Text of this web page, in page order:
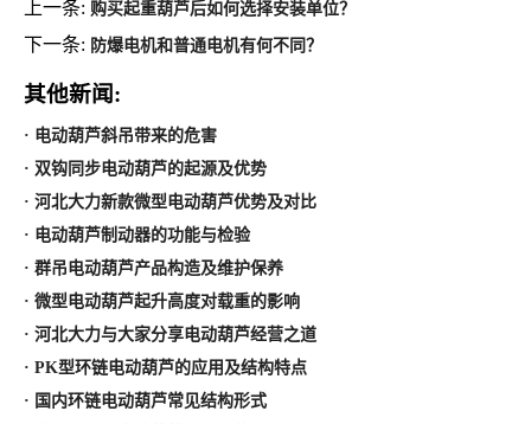
上一条: 购买起重葫芦后如何选择安装单位？
下一条: 防爆电机和普通电机有何不同？
其他新闻:
· 电动葫芦斜吊带来的危害
· 双钩同步电动葫芦的起源及优势
· 河北大力新款微型电动葫芦优势及对比
· 电动葫芦制动器的功能与检验
· 群吊电动葫芦产品构造及维护保养
· 微型电动葫芦起升高度对载重的影响
· 河北大力与大家分享电动葫芦经营之道
· PK型环链电动葫芦的应用及结构特点
· 国内环链电动葫芦常见结构形式